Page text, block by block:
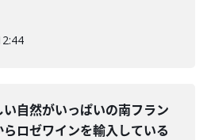
い自然がいっぱいの南フラン
らロゼワインを輸入している